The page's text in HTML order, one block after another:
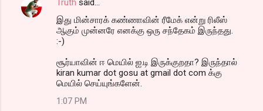
Truth said…
இது மின்சாரக் கண்ணாவின் ரீமேக் என்று ரிலீஸ்
ஆகும் முன்னரே எனக்கு ஒரு சந்தேகம் இருந்தது.
:-)
சூர்யாவின் ஈ மெயில் ஐ.டி இருக்குறதா? இருந்தால்
kiran kumar dot gosu at gmail dot com க்கு
மெயில் செய்யுங்களேன்.
1:07 PM